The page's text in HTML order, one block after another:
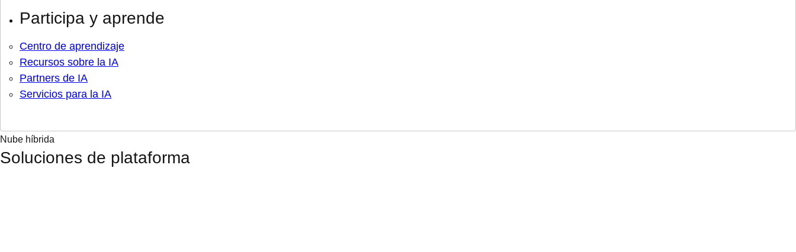
Participa y aprende
Centro de aprendizaje
Recursos sobre la IA
Partners de IA
Servicios para la IA
Nube híbrida
Soluciones de plataforma